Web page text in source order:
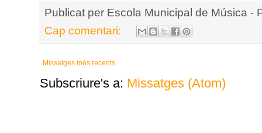
Publicat per Escola Municipal de Música -
Cap comentari:
Missatges més recents
Subscriure's a: Missatges (Atom)